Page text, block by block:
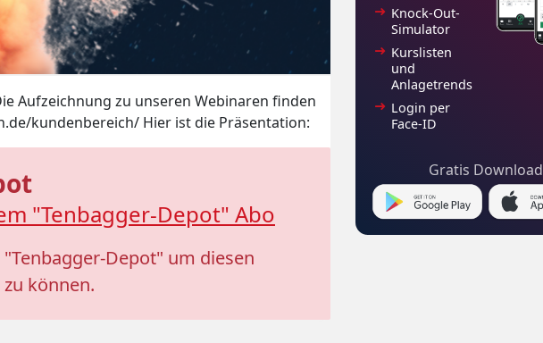
Aufzeichnung zu unseren Webinaren finden
kundenbereich/ Hier ist die Präsentation:
"Tenbagger-Depot" Abo
Depot" um diesen
können.
Knock-Out-
Simulator
Kurslisten
und
Anlagetrends
Login per
Face-ID
Gratis Download